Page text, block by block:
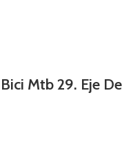
Mtb 29. Eje De